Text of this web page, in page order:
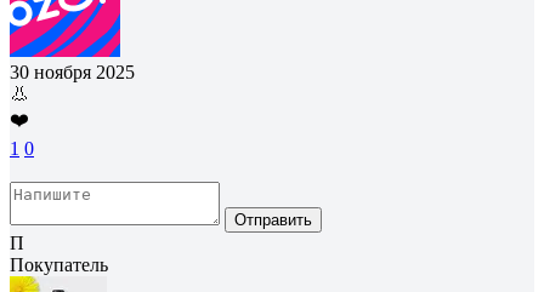
30 ноября 2025
👃
❤️
1 0
Отправить
П
Покупатель